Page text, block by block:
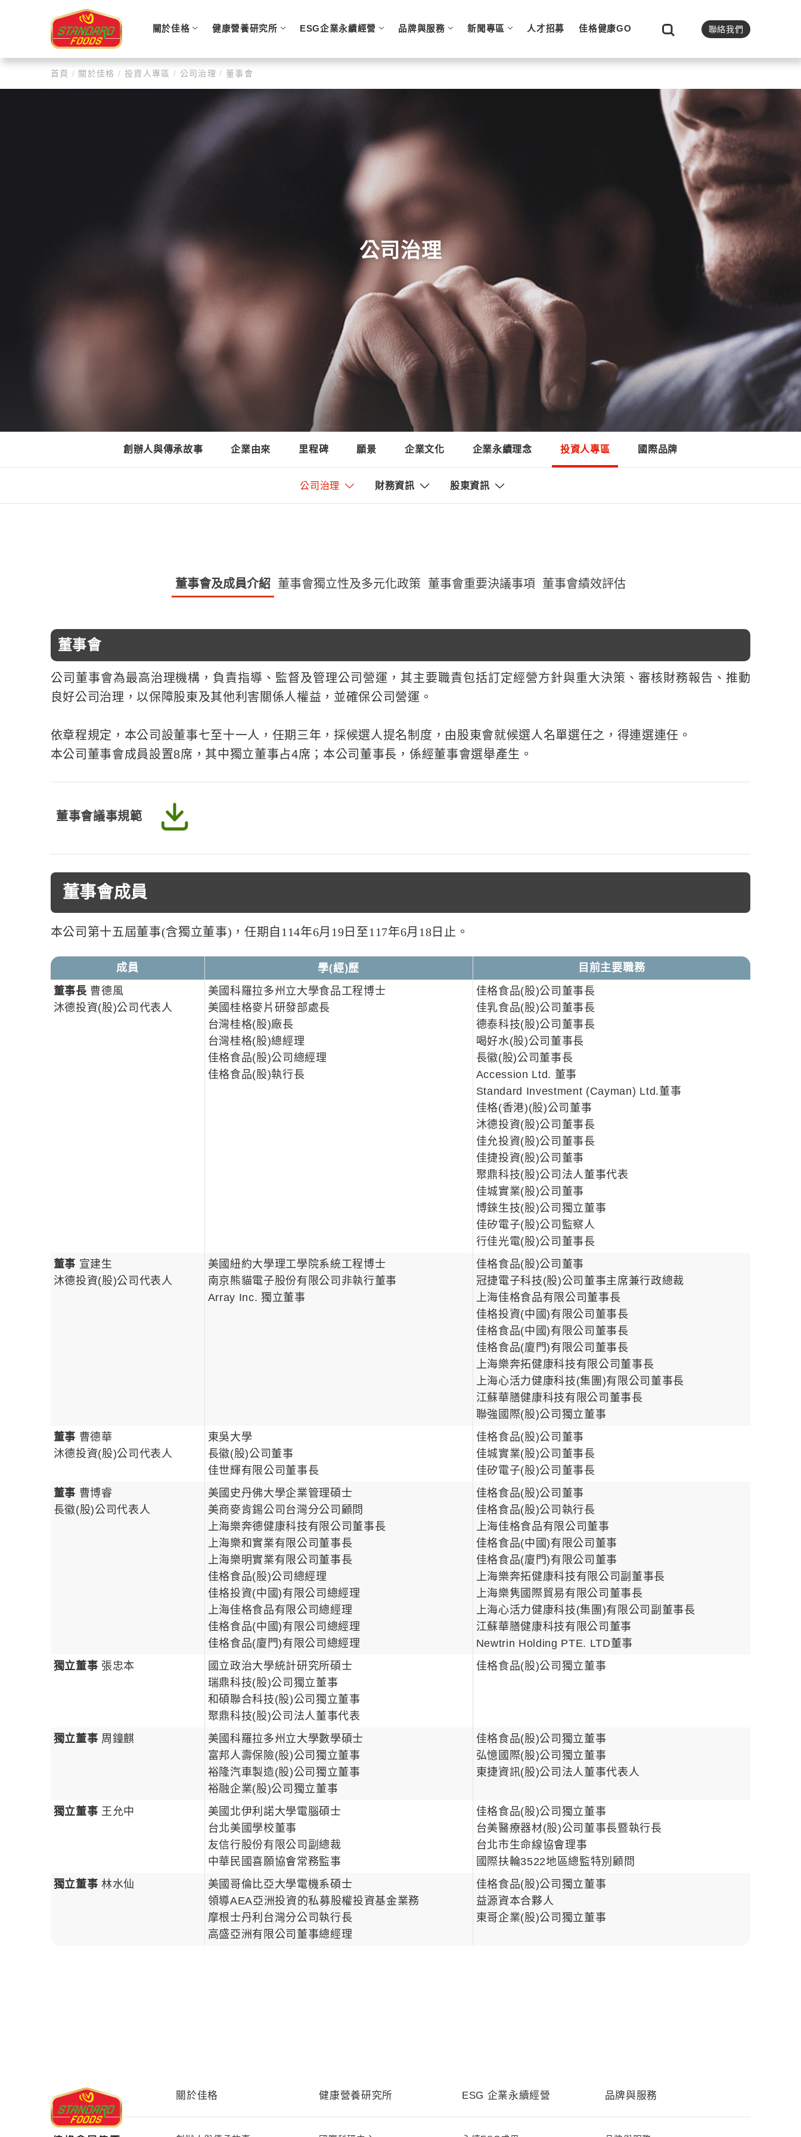
關於佳格 健康營養研究所 ESG企業永續經營 品牌與服務 新聞專區 人才招募 佳格健康GO 聯絡我們
首頁 / 關於佳格/ 投資人專區 / 公司治理/ 董事會
公司治理
創辦人與傳承故事 企業由來 里程碑 願景 企業文化 企業永續理念 投資人專區
公司治理 財務資訊 股東資訊
國際品牌
董事會及成員介紹 董事會獨立性及多元化政策 董事會重要決議事項 董事會績效評估
董事會
公司董事會為最高治理機構，負責指導、監督及管理公司營運，其主要職責包括訂定經營方針與重大決策、審核財務報告、推動
良好公司治理，以保障股東及其他利害關係人權益，並確保公司營運。
依章程規定，本公司設董事七至十一人，任期三年，採候選人提名制度，由股東會就候選人名單選任之，得連選連任。
本公司董事會成員設置8席，其中獨立董事占4席；本公司董事長，係經董事會選舉產生。
董事會議事規範
董事會成員
本公司第十五屆董事(含獨立董事)，任期自114年6月19日至117年6月18日 止。
成員 學(經)歷
目前主要職務
董事長 曹德風
沐德投資(股)公司代表人
美國科羅拉多州立大學食品工程博士
美國桂格麥片研發部處長
台灣桂格(股)廠長
台灣桂格(股)總經理
佳格食品(股)公司總經理
佳格食品(股)執行長
佳格食品(股)公司董事長
佳乳食品(股)公司董事長
德泰科技(股)公司董事長
喝好水(股)公司董事長
長徽(股)公司董事長
Accession Ltd. 董事
Standard Investment (Cayman) Ltd.董事
佳格(香港)(股)公司董事
沐德投資(股)公司董事長
佳允投資(股)公司董事長
佳捷投資(股)公司董事
聚鼎科技(股)公司法人董事代表
佳城實業(股)公司董事
博錸生技(股)公司獨立董事
佳矽電子(股)公司監察人
行佳光電(股)公司董事長
董事 宣建生
沐德投資(股)公司代表人
美國紐約大學理工學院系統工程博士
南京熊貓電子股份有限公司非執行董事
Array Inc. 獨立董事
佳格食品(股)公司董事
冠捷電子科技(股)公司董事主席兼行政總裁
上海佳格食品有限公司董事長
佳格投資(中國)有限公司董事長
佳格食品(中國)有限公司董事長
佳格食品(廈門)有限公司董事長
上海樂奔拓健康科技有限公司董事長
上海心活力健康科技(集團)有限公司董事長
江蘇華膳健康科技有限公司董事長
聯強國際(股)公司獨立董事
董事 曹德華
沐德投資(股)公司代表人
東吳大學
長徽(股)公司董事
佳世輝有限公司董事長
佳格食品(股)公司董事
佳城實業(股)公司董事長
佳矽電子(股)公司董事長
董事 曹博睿
長徽(股)公司代表人
美國史丹佛大學企業管理碩士
美商麥肯錫公司台灣分公司顧問
上海樂奔德健康科技有限公司董事長
上海樂和實業有限公司董事長
上海樂明實業有限公司董事長
佳格食品(股)公司總經理
佳格投資(中國)有限公司總經理
上海佳格食品有限公司總經理
佳格食品(中國)有限公司總經理
佳格食品(廈門)有限公司總經理
佳格食品(股)公司董事
佳格食品(股)公司執行長
上海佳格食品有限公司董事
佳格食品(中國)有限公司董事
佳格食品(廈門)有限公司董事
上海樂奔拓健康科技有限公司副董事長
上海樂隽國際貿易有限公司董事長
上海心活力健康科技(集團)有限公司副董事長
江蘇華膳健康科技有限公司董事
Newtrin Holding PTE. LTD董事
獨立董事 張忠本
國立政治大學統計研究所碩士
瑞鼎科技(股)公司獨立董事
和碩聯合科技(股)公司獨立董事
聚鼎科技(股)公司法人董事代表
佳格食品(股)公司獨立董事
獨立董事 周鐘麒
美國科羅拉多州立大學數學碩士
富邦人壽保險(股)公司獨立董事
裕隆汽車製造(股)公司獨立董事
裕融企業(股)公司獨立董事
佳格食品(股)公司獨立董事
弘憶國際(股)公司獨立董事
東捷資訊(股)公司法人董事代表人
獨立董事 王允中 美國 北伊利諾大學電腦碩士
台北美國 學校董事
友信行股份有限公司副總裁
中華民國喜願協會常務監事
佳格食品(股)公司獨立董事
台美醫療器材(股)公司董事長暨執行長
台北市生命線協會理事
國際扶輪3522地區總監特別顧問
獨立董事林水仙
美國哥倫比亞大學電機系碩士
領導AEA亞洲投資的私募股權投資基金業務
摩根士丹利台灣分公司執行長
高盛亞洲有限公司董事總經理
佳格食品(股)公司獨立董事
益源資本合夥人
東哥企業(股)公司獨立董事
關於佳格 健康營養研究所 ESG 企業永續經營 品牌與服務